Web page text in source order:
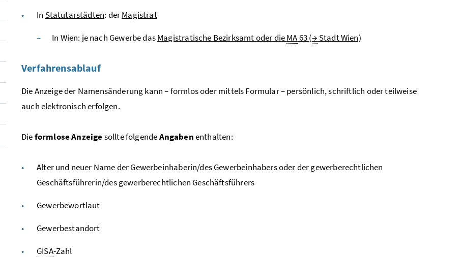
In Statutarstädten: derMagistrat
In Wien: je nach Gewerbe dasMagistratische Bezirksamt oder dieMA63 (→ Stadt Wien)
Verfahrensablauf
Die Anzeige der Namensänderung kann – formlos oder mittels Formular – persönlich, schriftlich oder teilweise
auch elektronisch erfolgen.
Dieformlose Anzeigesollte folgendeAngabenenthalten:
Alter und neuer Name der Gewerbeinhaberin/des Gewerbeinhabers oder der gewerberechtlichen
Geschäftsführerin/des gewerberechtlichen Geschäftsführers
Gewerbewortlaut
Gewerbestandort
GISA-Zahl